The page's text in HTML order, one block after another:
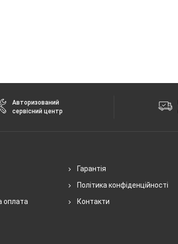
Авторизований
сервісний центр
оплата
Гарантія
Політика конфіденційності
Контакти